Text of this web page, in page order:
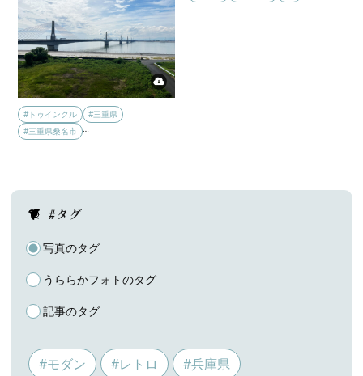
#トゥインクル
#三重県
#三重県桑名市 …
#タグ
写真のタグ
うららかフォトのタグ
記事のタグ
#モダン #レトロ #兵庫県